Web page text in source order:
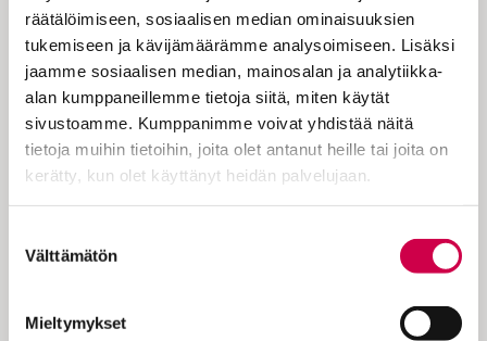
räätälöimiseen, sosiaalisen median ominaisuuksien
tukemiseen ja kävijämäärämme analysoimiseen. Lisäksi
jaamme sosiaalisen median, mainosalan ja analytiikka-
alan kumppaneillemme tietoja siitä, miten käytät
sivustoamme. Kumppanimme voivat yhdistää näitä
tietoja muihin tietoihin, joita olet antanut heille tai joita on
kerätty, kun olet käyttänyt heidän palvelujaan.
valinta
Välttämätön
Mieltymykset
hän kirjoittaa.
päivän evankeliumin avulla voi harrastaa
itsetutkiskelua. Evankeliumi: Luuk. 18:9–14
vanhurskaudestaan ja väheksyivät muita,